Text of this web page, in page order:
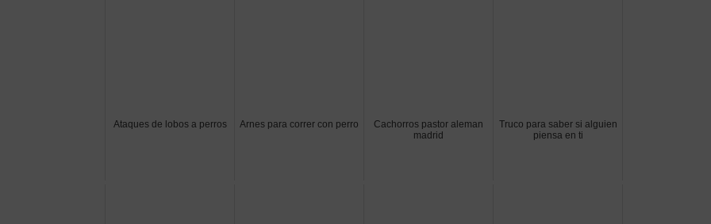
Ataques de lobos a perros Arnes para correr con perro
Cachorros pastor aleman
madrid
Truco para saber si alguien
piensa en ti